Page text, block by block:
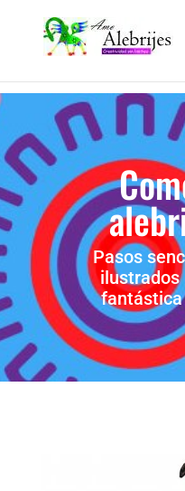
Pasos
ilustrados
fantástica